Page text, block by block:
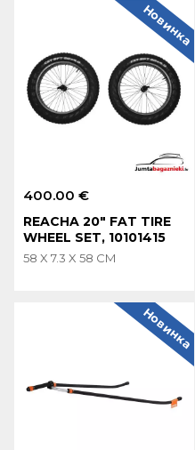
400.00 €
REACHA 20" FAT TIRE
WHEEL SET, 10101415
58 X 7.3 X 58 CM
Новинка
Новинка